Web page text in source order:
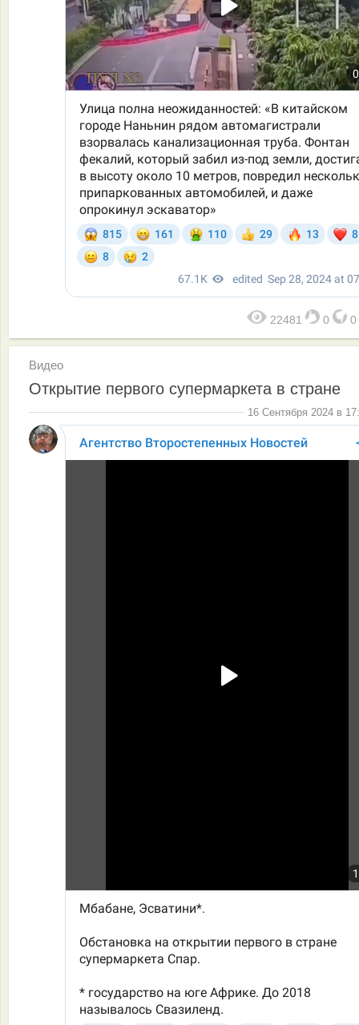
22481 0 0
Видео
Открытие первого супермаркета в стране
16 Сентября 2024 в